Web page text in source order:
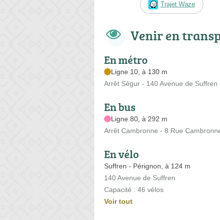
Trajet Waze
Venir en
En métro
Ligne 10, à 130 m
Arrêt Ségur - 140 Avenue de Suffren
En bus
Ligne 80, à 292 m
Arrêt Cambronne - 8 Rue
En vélo
Suffren - Pérignon, à 124 m
140 Avenue de Suffren
Capacité : 46 vélos
Voir tout